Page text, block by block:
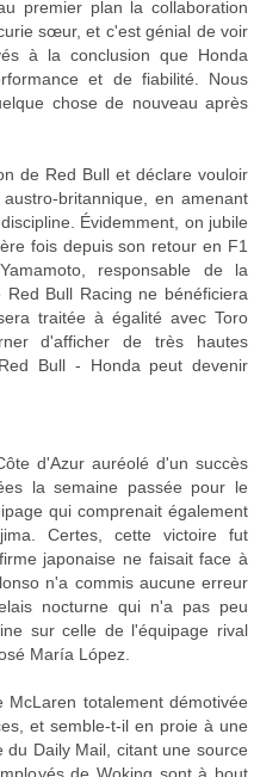
premier plan la collaboration
sœur, et c'est génial de voir
à la conclusion que Honda
et de fiabilité. Nous
chose de nouveau après
de Red Bull et déclare vouloir
britannique, en amenant
Évidemment, on jubile
fois depuis son retour en F1
responsable de la
Bull Racing ne bénéficiera
traitée à égalité avec Toro
d'afficher de très hautes
Bull - Honda peut devenir
d'Azur auréolé d'un succès
la semaine passée pour le
qui comprenait également
Certes, cette victoire fut
japonaise ne faisait face à
n'a commis aucune erreur
nocturne qui n'a pas peu
sur celle de l'équipage rival
María López.
totalement démotivée
et semble-t-il en proie à une
Daily Mail, citant une source
de Woking sont à bout